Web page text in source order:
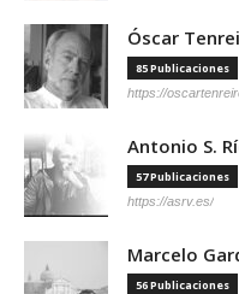
Óscar
85 Publicaciones
https://
Antonio S.
57 Publicaciones
https://asrv.es/
Marcelo
56 Publicaciones